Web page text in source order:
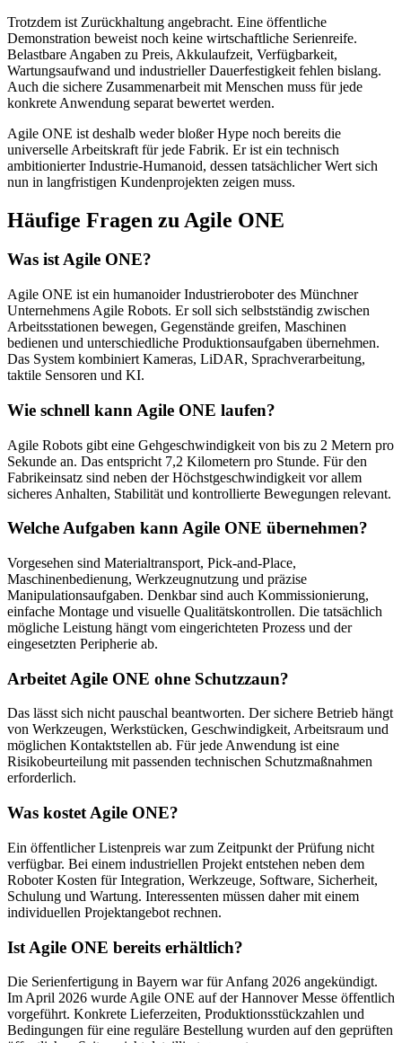
Trotzdem ist Zurückhaltung angebracht. Eine öffentliche
Demonstration beweist noch keine wirtschaftliche Serienreife.
Belastbare Angaben zu Preis, Akkulaufzeit, Verfügbarkeit,
Wartungsaufwand und industrieller Dauerfestigkeit fehlen bislang.
Auch die sichere Zusammenarbeit mit Menschen muss für jede
konkrete Anwendung separat bewertet werden.
Agile ONE ist deshalb weder bloßer Hype noch bereits die
universelle Arbeitskraft für jede Fabrik. Er ist ein technisch
ambitionierter Industrie-Humanoid, dessen tatsächlicher Wert sich
nun in langfristigen Kundenprojekten zeigen muss.
Häufige Fragen zu Agile ONE
Was ist Agile ONE?
Agile ONE ist ein humanoider Industrieroboter des Münchner
Unternehmens Agile Robots. Er soll sich selbstständig zwischen
Arbeitsstationen bewegen, Gegenstände greifen, Maschinen
bedienen und unterschiedliche Produktionsaufgaben übernehmen.
Das System kombiniert Kameras, LiDAR, Sprachverarbeitung,
taktile Sensoren und KI.
Wie schnell kann Agile ONE laufen?
Agile Robots gibt eine Gehgeschwindigkeit von bis zu 2 Metern pro
Sekunde an. Das entspricht 7,2 Kilometern pro Stunde. Für den
Fabrikeinsatz sind neben der Höchstgeschwindigkeit vor allem
sicheres Anhalten, Stabilität und kontrollierte Bewegungen relevant.
Welche Aufgaben kann Agile ONE übernehmen?
Vorgesehen sind Materialtransport, Pick-and-Place,
Maschinenbedienung, Werkzeugnutzung und präzise
Manipulationsaufgaben. Denkbar sind auch Kommissionierung,
einfache Montage und visuelle Qualitätskontrollen. Die tatsächlich
mögliche Leistung hängt vom eingerichteten Prozess und der
eingesetzten Peripherie ab.
Arbeitet Agile ONE ohne Schutzzaun?
Das lässt sich nicht pauschal beantworten. Der sichere Betrieb hängt
von Werkzeugen, Werkstücken, Geschwindigkeit, Arbeitsraum und
möglichen Kontaktstellen ab. Für jede Anwendung ist eine
Risikobeurteilung mit passenden technischen Schutzmaßnahmen
erforderlich.
Was kostet Agile ONE?
Ein öffentlicher Listenpreis war zum Zeitpunkt der Prüfung nicht
verfügbar. Bei einem industriellen Projekt entstehen neben dem
Roboter Kosten für Integration, Werkzeuge, Software, Sicherheit,
Schulung und Wartung. Interessenten müssen daher mit einem
individuellen Projektangebot rechnen.
Ist Agile ONE bereits erhältlich?
Die Serienfertigung in Bayern war für Anfang 2026 angekündigt.
Im April 2026 wurde Agile ONE auf der Hannover Messe öffentlich
vorgeführt. Konkrete Lieferzeiten, Produktionsstückzahlen und
Bedingungen für eine reguläre Bestellung wurden auf den geprüften